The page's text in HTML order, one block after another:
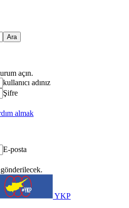
açın.
kullanıcı adınız
Şifre
almak
E-posta
YKP